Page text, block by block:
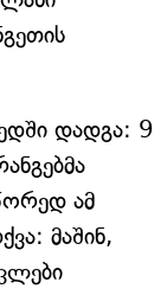
დადგა: 9
ამ
მაშინ,